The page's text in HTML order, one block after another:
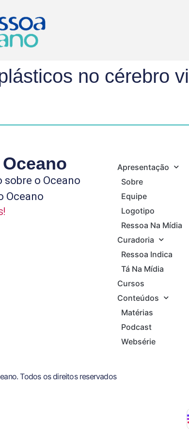
no cérebro
sobre o Oceano
Oceano
Apresentação
Sobre
Equipe
Logotipo
Ressoa Na Mídia
Curadoria
Ressoa Indica
Tá Na Mídia
Cursos
Conteúdos
Matérias
Podcast
Websérie
Todos os direitos reservados